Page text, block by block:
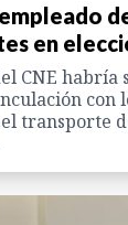
en
CNE habría
con
transporte